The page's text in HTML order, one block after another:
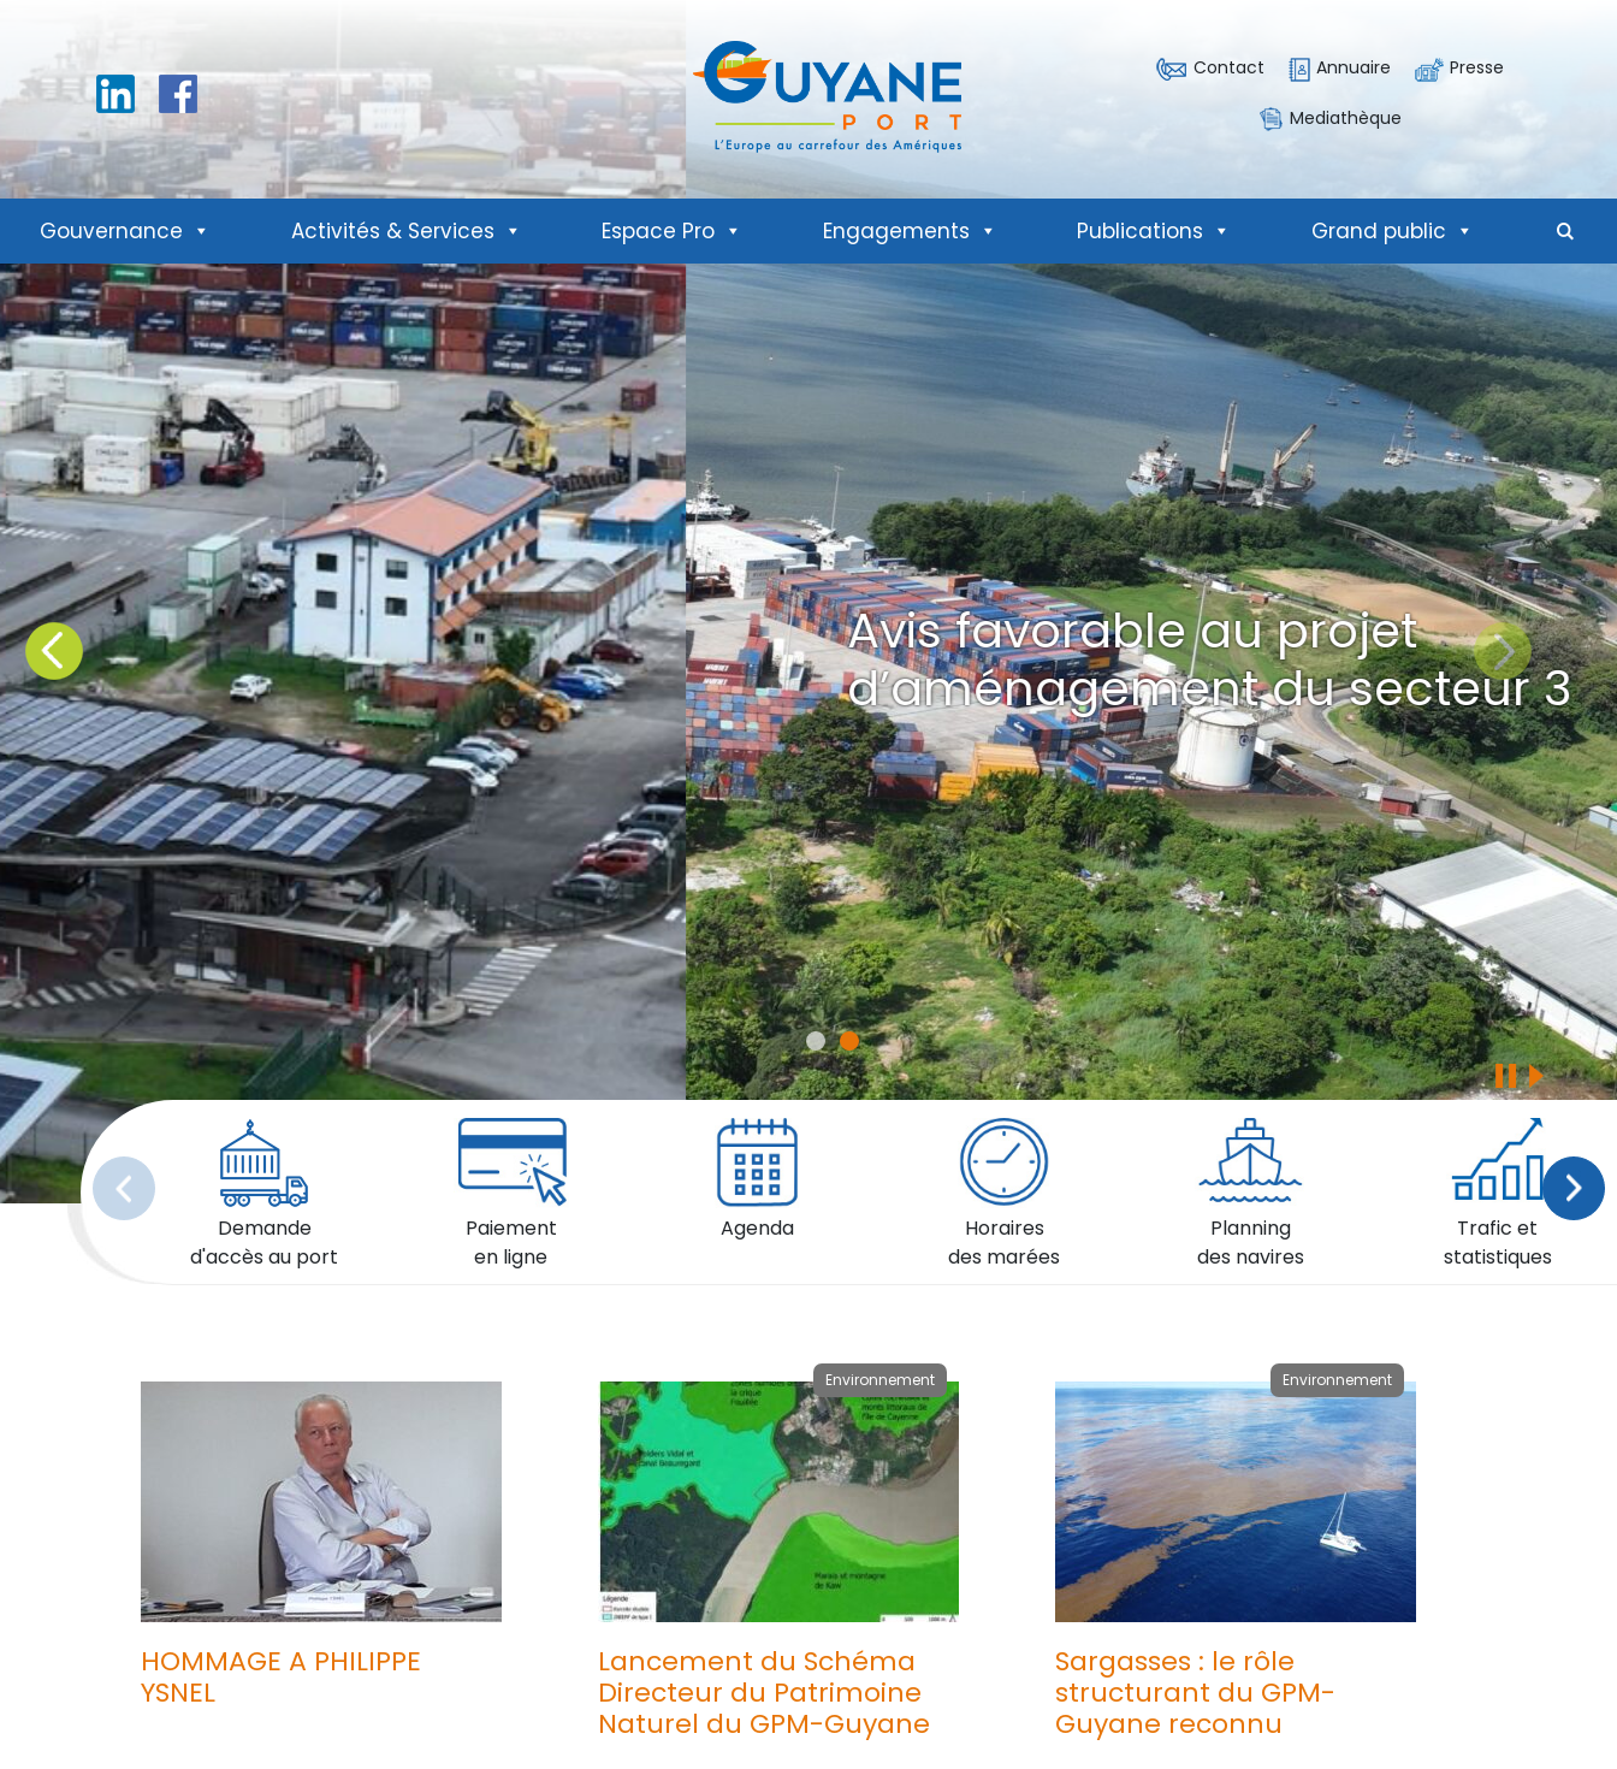
LinkedinFacebook
Contact Annuaire Presse
Mediathèque
Gouvernance Activités & Services Espace Pro Engagements Publications Grand public
PrécédentAvis favorable au projet
d’aménagement du secteur 3
Suivant
Précédent
Demande
d'accès au port
Paiement
en ligne
Agenda
Horaires
des marées
Planning
des navires
Trafic et
statistiques
HOMMAGE A PHILIPPE
YSNEL
Environnement
Lancement du Schéma
Directeur du Patrimoine
Naturel du GPM-Guyane
Environnement
Sargasses : le rôle
structurant du GPM-
Guyane reconnu